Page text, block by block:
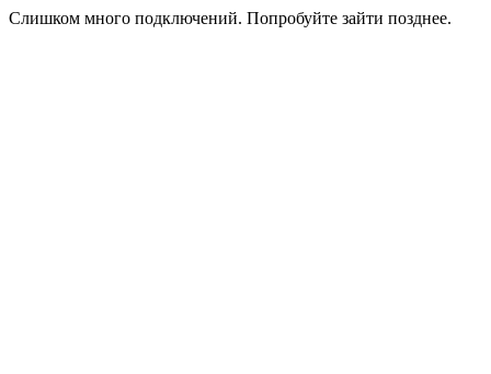
Слишком много подключений. Попробуйте зайти позднее.